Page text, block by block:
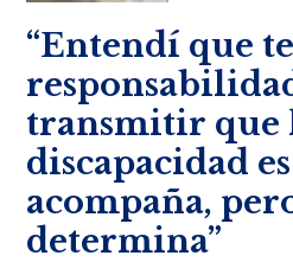
“Entendí que
transmitir que
discapacidad
acompaña,
determina”